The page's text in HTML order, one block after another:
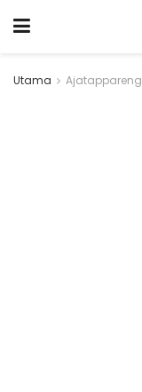
Utama Ajatappareng